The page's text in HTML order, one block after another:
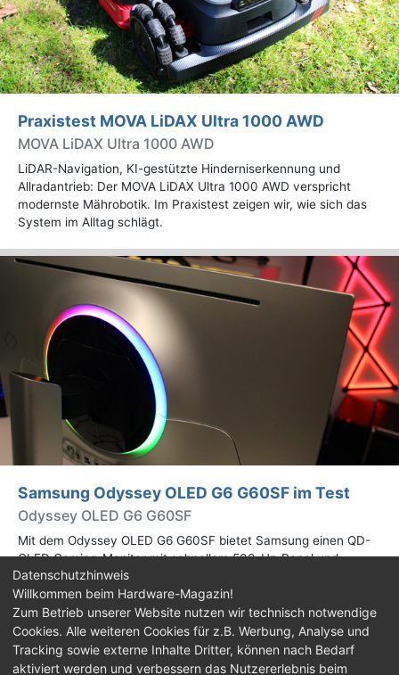
Praxistest MOVA LiDAX Ultra 1000 AWD
MOVA LiDAX Ultra 1000 AWD
LiDAR-Navigation, KI-gestützte Hinderniserkennung und
Allradantrieb: Der MOVA LiDAX Ultra 1000 AWD verspricht
modernste Mährobotik. Im Praxistest zeigen wir, wie sich das
System im Alltag schlägt.
Samsung Odyssey OLED G6 G60SF im Test
Odyssey OLED G6 G60SF
Mit dem Odyssey OLED G6 G60SF bietet Samsung einen QD-
OLED Gaming-Monitor mit schnellem 500-Hz-Panel und
WQHD-Auflösung an. Wir haben den 27 Zoll großen Monitor auf
Herz und Nieren geprüft.
Impressum| Kontakt |Jobs |Datenschutz |
Consent‑Einstellungen |Haftungsausschluss
Datenschutzhinweis
Willkommen beim Hardware-Magazin!
Zum Betrieb unserer Website nutzen wir technisch notwendige
Cookies. Alle weiteren Cookies für z.B. Werbung, Analyse und
Tracking sowie externe Inhalte Dritter, können nach Bedarf
aktiviert werden und verbessern das Nutzererlebnis beim